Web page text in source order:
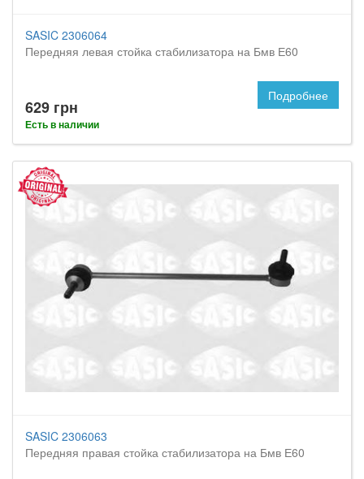
SASIC 2306064
Передняя левая стойка стабилизатора на Бмв Е60
629 грн
Есть в наличии
Подробнее
SASIC 2306063
Передняя правая стойка стабилизатора на Бмв Е60